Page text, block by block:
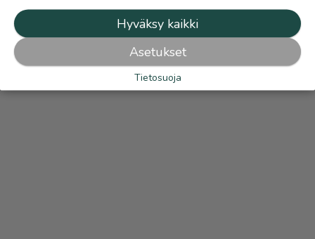
Hyväksy kaikki
Asetukset
Tietosuoja